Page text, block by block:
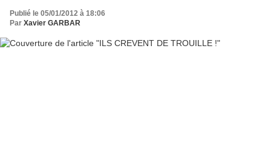
Publié le 05/01/2012 à 18:06
Par Xavier GARBAR